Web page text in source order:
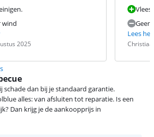
wind
2025
Vlees
Geen
Lees
Datum:
schade dan bij je standaard garantie.
alles: van afsluiten tot reparatie. Is een
Dan krijg je de aankoopprijs in